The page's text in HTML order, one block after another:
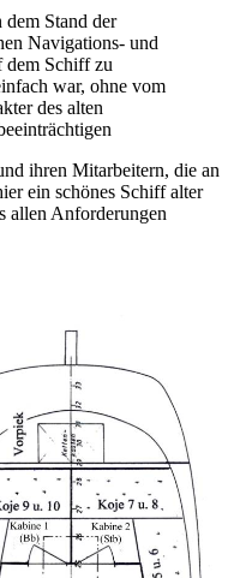
Stand der
Navigations- und
dem Schiff zu
war, ohne vom
des alten
ihren Mitarbeitern, die an
ein schönes Schiff alter
allen Anforderungen